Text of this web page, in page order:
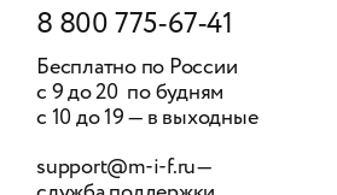
8 800 775-67-41
Бесплатно по России
с 9 до 20 по будням
с 10 до 19 — в выходные
support@m-i-f.ru—